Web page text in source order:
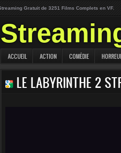
Gratuit de 3251 Films Complets en VF.
ACCUEIL ACTION COMÉDIE
LE LABYRINTHE 2